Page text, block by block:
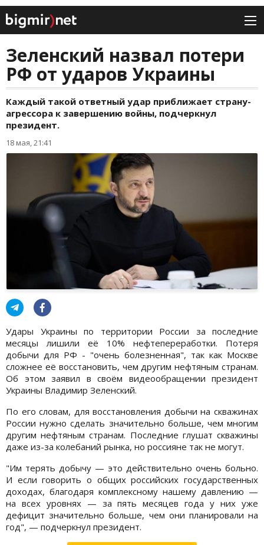
Зеленский назвал потери
РФ от ударов Украины
Каждый такой ответный удар приближает страну-
агрессора к завершению войны, подчеркнул
президент.
18 мая, 21:41
Удары Украины по территории России за последние
месяцы лишили её 10% нефтепереработки. Потеря
добычи для РФ - "очень болезненная", так как Москве
сложнее её восстановить, чем другим нефтяным странам.
Об этом заявил в своём видеообращении президент
Украины Владимир Зеленский.
По его словам, для восстановления добычи на скважинах
России нужно сделать значительно больше, чем многим
другим нефтяным странам. Последние глушат скважины
даже из-за колебаний рынка, но россияне так не могут.
"Им терять добычу — это действительно очень больно.
И если говорить о общих российских государственных
доходах, благодаря комплексному нашему давлению —
на всех уровнях — за пять месяцев года у них уже
дефицит значительно больше, чем они планировали на
год", — подчеркнул президент.